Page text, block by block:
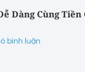
Dàng Cùng
bình luận